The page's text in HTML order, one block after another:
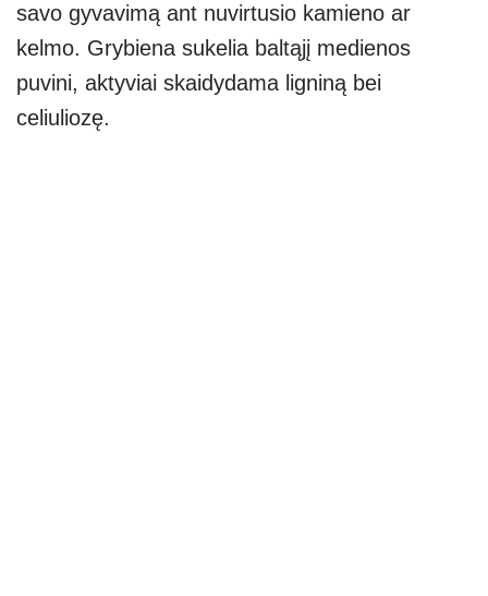
savo gyvavimą ant nuvirtusio kamieno ar
kelmo. Grybiena sukelia baltąjį medienos
puvini, aktyviai skaidydama ligniną bei
celiuliozę.